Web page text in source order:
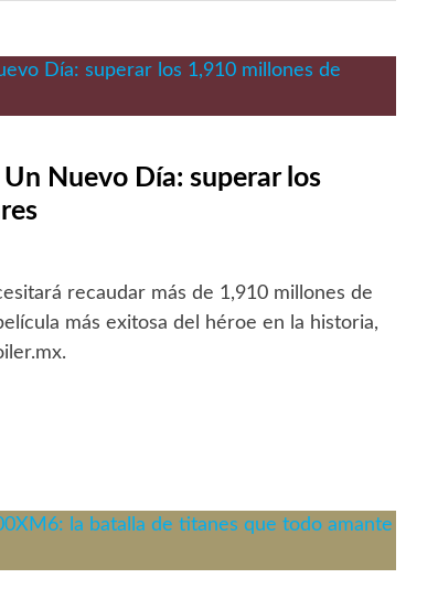
Nuevo Día: superar los
recaudar más de 1,910 millones de
más exitosa del héroe en la historia,